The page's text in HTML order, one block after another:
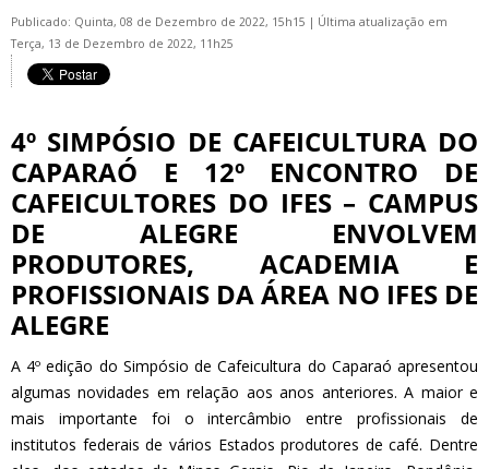
Publicado: Quinta, 08 de Dezembro de 2022, 15h15 | Última atualização em
Terça, 13 de Dezembro de 2022, 11h25
4º SIMPÓSIO DE CAFEICULTURA DO
CAPARAÓ E 12º ENCONTRO DE
CAFEICULTORES DO IFES – CAMPUS
DE ALEGRE ENVOLVEM
PRODUTORES, ACADEMIA E
PROFISSIONAIS DA ÁREA NO IFES DE
ALEGRE
A 4º edição do Simpósio de Cafeicultura do Caparaó apresentou
algumas novidades em relação aos anos anteriores. A maior e
mais importante foi o intercâmbio entre profissionais de
institutos federais de vários Estados produtores de café. Dentre